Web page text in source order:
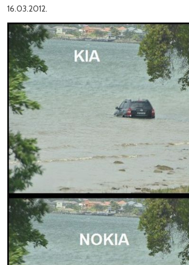
16.03.2012.